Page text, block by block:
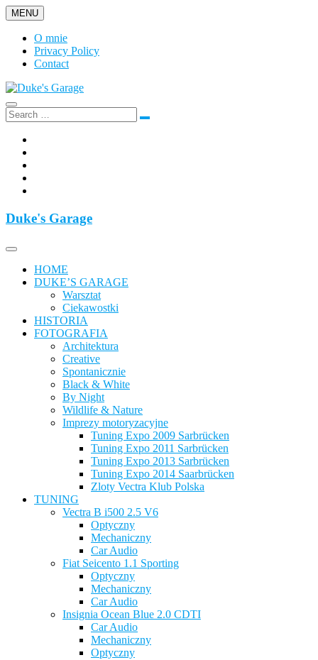
Skip
to
content
MENU
O mnie
Privacy Policy
Contact
Duke's Garage
Duke's Garage
HOME
DUKE’S GARAGE
Warsztat
Ciekawostki
HISTORIA
FOTOGRAFIA
Architektura
Creative
Spontanicznie
Black & White
By Night
Wildlife & Nature
Imprezy motoryzacyjne
Tuning Expo 2009 Sarbrücken
Tuning Expo 2011 Sarbrücken
Tuning Expo 2013 Sarbrücken
Tuning Expo 2014 Saarbrücken
Zloty Vectra Klub Polska
TUNING
Vectra B i500 2.5 V6
Optyczny
Mechaniczny
Car Audio
Fiat Seicento 1.1 Sporting
Optyczny
Mechaniczny
Car Audio
Insignia Ocean Blue 2.0 CDTI
Car Audio
Mechaniczny
Optyczny